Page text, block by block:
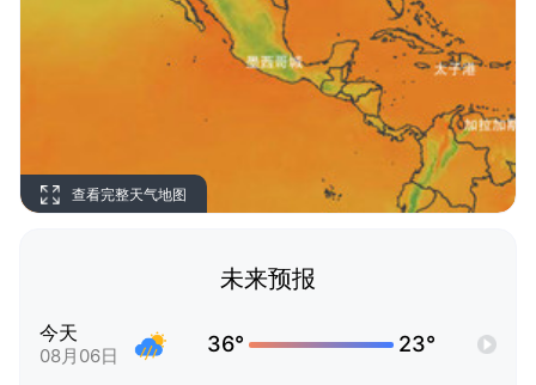
查看完整天气地图
未来预报
今天
08月06日 36° 23°